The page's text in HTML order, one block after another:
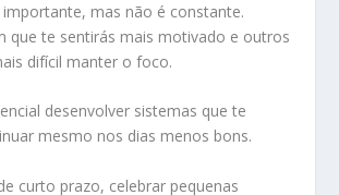
mas não é constante.
que te sentirás mais motivado e outros
difícil manter o foco.
desenvolver sistemas que te
mesmo nos dias menos bons.
curto prazo, celebrar pequenas